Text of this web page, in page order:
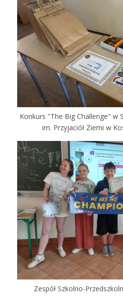
Konkurs "The Big Challenge" w
im. Przyjaciół Ziemi w
Zespół Szkolno-